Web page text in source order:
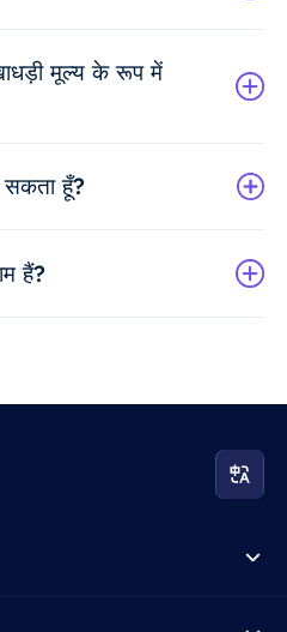
मूल्य के रूप में
हूँ?
हैं?